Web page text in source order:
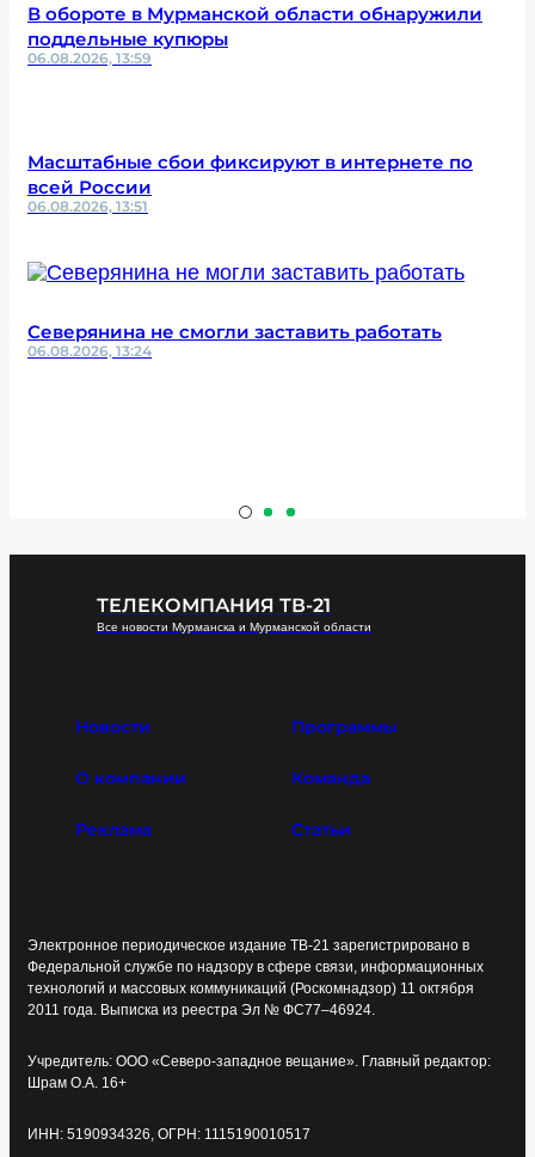
В обороте в Мурманской области обнаружили
поддельные купюры
06.08.2026, 13:59
Масштабные сбои фиксируют в интернете по
всей России
06.08.2026, 13:51
Северянина не смогли заставить работать
06.08.2026, 13:24
ТЕЛЕКОМПАНИЯ ТВ-21
Все новости Мурманска и Мурманской области
Новости Программы
О компании Команда
Реклама Статьи
Электронное периодическое издание ТВ-21 зарегистрировано в
Федеральной службе по надзору в сфере связи, информационных
технологий и массовых коммуникаций (Роскомнадзор) 11 октября
2011 года. Выписка из реестра Эл № ФС77–46924.
Учредитель: ООО «Северо-западное вещание». Главный редактор:
Шрам О.А. 16+
ИНН: 5190934326, ОГРН: 1115190010517